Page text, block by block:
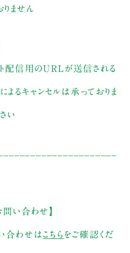
ません
ト配信用のURLが送信される
るキャンセルは承っておりま
い
問い合わせ】
合わせはこちら をご確認くだ